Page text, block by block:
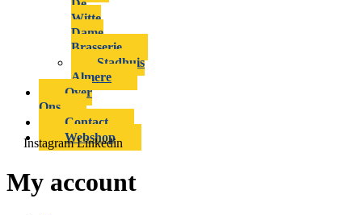
De
Witte
Dame
Brasserie
Stadhuis
Almere
Over
Ons
Contact
Webshop
Instagram Linkedin
My account